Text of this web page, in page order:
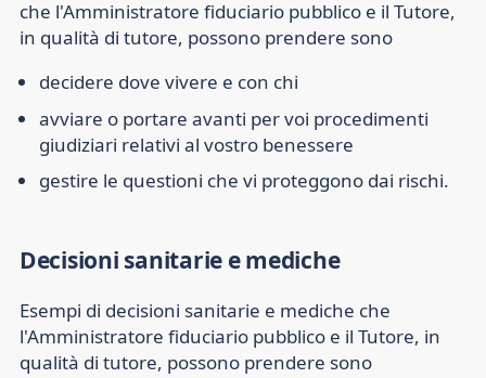
che l'Amministratore fiduciario pubblico e il Tutore,
in qualità di tutore, possono prendere sono
decidere dove vivere e con chi
avviare o portare avanti per voi procedimenti
giudiziari relativi al vostro benessere
gestire le questioni che vi proteggono dai rischi.
Decisioni sanitarie e mediche
Esempi di decisioni sanitarie e mediche che
l'Amministratore fiduciario pubblico e il Tutore, in
qualità di tutore, possono prendere sono